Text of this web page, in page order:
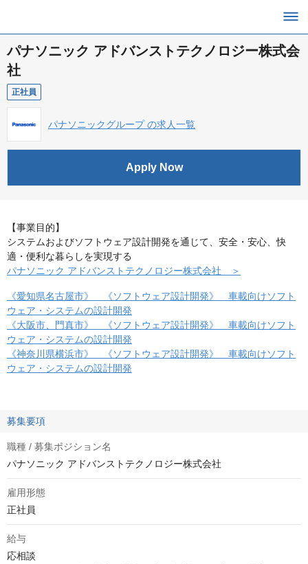
パナソニック アドバンストテクノロジー株式会
社
正社員
パナソニックグループ の求人一覧
Apply Now
【事業目的】
システムおよびソフトウェア設計開発を通じて、安全・安心、快
適・便利な暮らしを実現する
パナソニック アドバンストテクノロジー株式会社 ＞
《愛知県名古屋市》 《ソフトウェア設計開発》 車載向けソフト
ウェア・システムの設計開発
《大阪市、門真市》 《ソフトウェア設計開発》 車載向けソフト
ウェア・システムの設計開発
《神奈川県横浜市》 《ソフトウェア設計開発》 車載向けソフト
ウェア・システムの設計開発
募集要項
職種 / 募集ポジション名
パナソニック アドバンストテクノロジー株式会社
雇用形態
正社員
給与
応相談